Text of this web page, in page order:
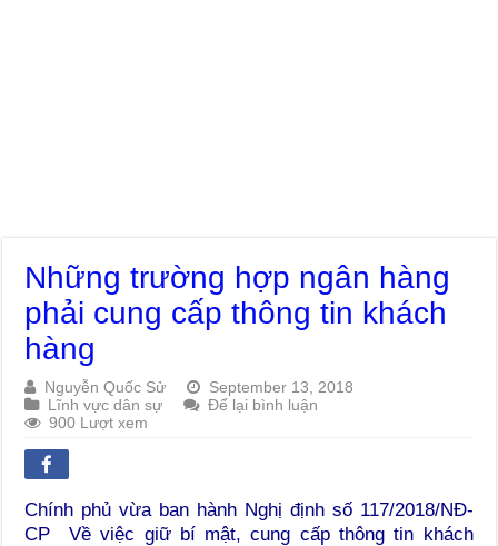
Những trường hợp ngân hàng
phải cung cấp thông tin khách
hàng
Nguyễn Quốc Sử
September 13, 2018
Lĩnh vực dân sự
Để lại bình luận
900 Lượt xem
Chính phủ vừa ban hành Nghị định số 117/2018/NĐ-
CP Về việc giữ bí mật, cung cấp thông tin khách